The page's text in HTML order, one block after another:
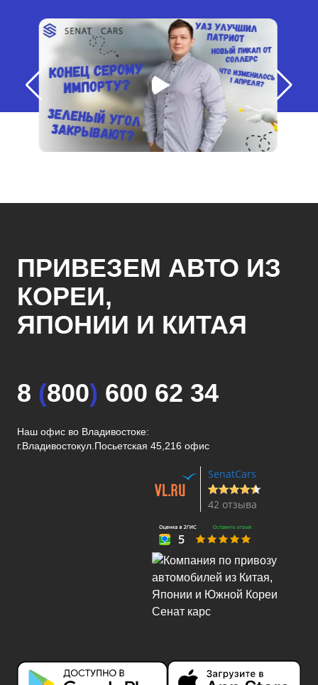
ПРИВЕЗЕМ АВТО ИЗ
КОРЕИ,
ЯПОНИИ И КИТАЯ
8 (800) 600 62 34
Наш офис во Владивостоке:
г.Владивостокул.Посьетская 45,216 офис
SenatCars
42 отзыва